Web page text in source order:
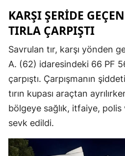
KARŞI ŞERİDE
TIRLA ÇARPIŞTI
Savrulan tır, karşı yönden
A. (62) idaresindeki 66 PF
çarpıştı. Çarpışmanın
tırın kupası araçtan
bölgeye sağlık, itfaiye,
sevk edildi.